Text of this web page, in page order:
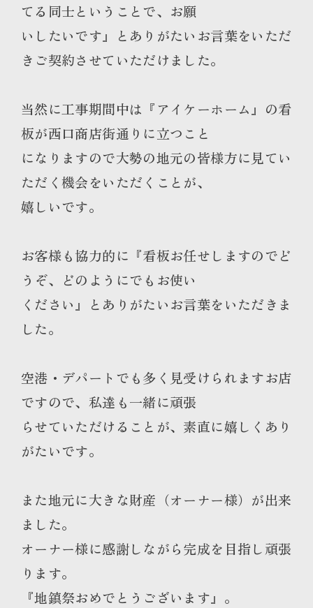
てる同士ということで、お願
いしたいです』とありがたいお言葉をいただ
きご契約させていただけました。
当然に工事期間中は『アイケーホーム』の看
板が西口商店街通りに立つこと
になりますので大勢の地元の皆様方に見てい
ただく機会をいただくことが、
嬉しいです。
お客様も協力的に『看板お任せしますのでど
うぞ、どのようにでもお使い
ください』とありがたいお言葉をいただきま
した。
空港・デパートでも多く見受けられますお店
ですので、私達も一緒に頑張
らせていただけることが、素直に嬉しくあり
がたいです。
また地元に大きな財産（オーナー様）が出来
ました。
オーナー様に感謝しながら完成を目指し頑張
ります。
『地鎮祭おめでとうございます』。